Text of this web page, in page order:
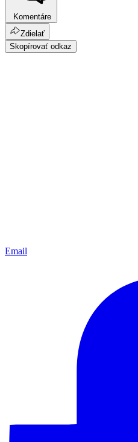
Komentáre
Zdielať
Skopírovať odkaz
Email